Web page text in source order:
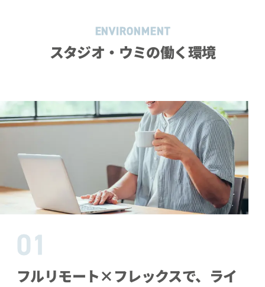
ENVIRONMENT
スタジオ・ウミの働く環境
フルリモート×フレックスで、 ライ